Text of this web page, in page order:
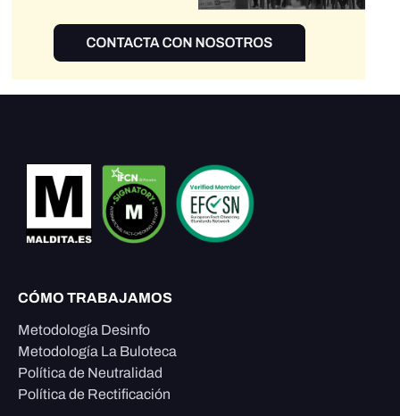
CÓMO TRABAJAMOS
Metodología Desinfo
Metodología La Buloteca
Política de Neutralidad
Política de Rectificación